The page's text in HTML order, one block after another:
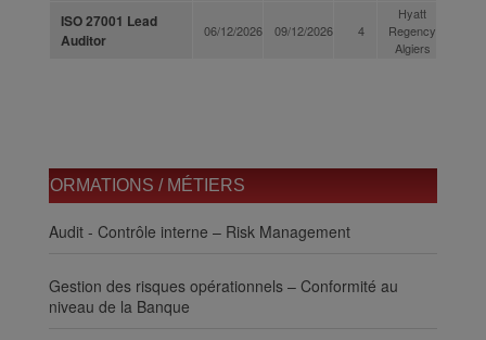
ISO 27001 Lead
Auditor
06/12/2026 09/12/2026 4
Hyatt
Regency
Algiers
FORMATIONS / MÉTIERS
Audit - Contrôle interne – Risk Management
Gestion des risques opérationnels – Conformité au
niveau de la Banque